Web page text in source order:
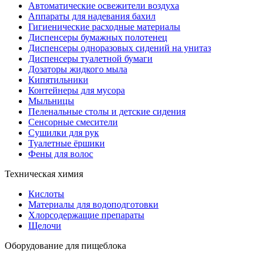
Автоматические освежители воздуха
Аппараты для надевания бахил
Гигиенические расходные материалы
Диспенсеры бумажных полотенец
Диспенсеры одноразовых сидений на унитаз
Диспенсеры туалетной бумаги
Дозаторы жидкого мыла
Кипятильники
Контейнеры для мусора
Мыльницы
Пеленальные столы и детские сидения
Сенсорные смесители
Сушилки для рук
Туалетные ёршики
Фены для волос
Техническая химия
Кислоты
Материалы для водоподготовки
Хлорсодержащие препараты
Щелочи
Оборудование для пищеблока